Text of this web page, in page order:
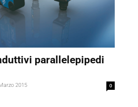
parallelepipedi
2015 0